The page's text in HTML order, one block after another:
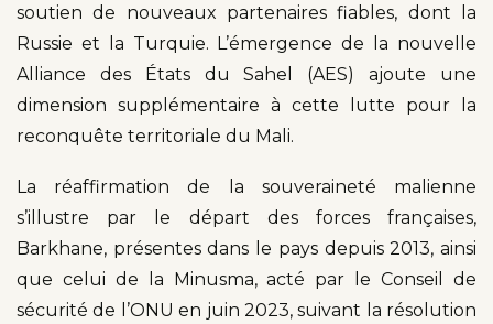
soutien de nouveaux partenaires fiables, dont la
Russie et la Turquie. L’émergence de la nouvelle
Alliance des États du Sahel (AES) ajoute une
dimension supplémentaire à cette lutte pour la
reconquête territoriale du Mali.
La réaffirmation de la souveraineté malienne
s’illustre par le départ des forces françaises,
Barkhane, présentes dans le pays depuis 2013, ainsi
que celui de la Minusma, acté par le Conseil de
sécurité de l’ONU en juin 2023, suivant la résolution